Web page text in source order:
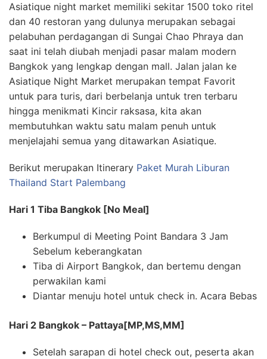
Asiatique night market memiliki sekitar 1500 toko ritel
dan 40 restoran yang dulunya merupakan sebagai
pelabuhan perdagangan di Sungai Chao Phraya dan
saat ini telah diubah menjadi pasar malam modern
Bangkok yang lengkap dengan mall. Jalan jalan ke
Asiatique Night Market merupakan tempat Favorit
untuk para turis, dari berbelanja untuk tren terbaru
hingga menikmati Kincir raksasa, kita akan
membutuhkan waktu satu malam penuh untuk
menjelajahi semua yang ditawarkan Asiatique.
Berikut merupakan Itinerary Paket Murah Liburan
Thailand Start Palembang
Hari 1 Tiba Bangkok [No Meal]
Berkumpul di Meeting Point Bandara 3 Jam
Sebelum keberangkatan
Tiba di Airport Bangkok, dan bertemu dengan
perwakilan kami
Diantar menuju hotel untuk check in. Acara Bebas
Hari 2 Bangkok – Pattaya[MP,MS,MM]
Setelah sarapan di hotel check out, peserta akan